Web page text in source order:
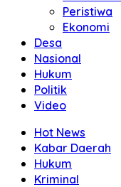
Peristiwa
Ekonomi
Desa
Nasional
Hukum
Politik
Video
Hot News
Kabar Daerah
Hukum
Kriminal